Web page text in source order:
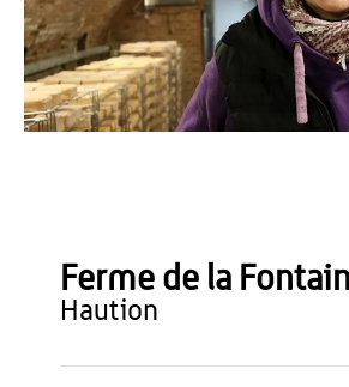
OT du Pays de Thiérache
Ferme de la
haution